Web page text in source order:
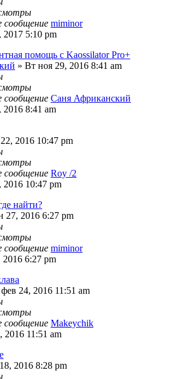
сообщение miminor
2017 5:10 pm
помощь с Kaossilator Pro+
» Вт ноя 29, 2016 8:41 am
сообщение Саня Африканский
2016 8:41 am
2016 10:47 pm
сообщение Roy /2
2016 10:47 pm
найти?
27, 2016 6:27 pm
сообщение miminor
2016 6:27 pm
24, 2016 11:51 am
сообщение Makeychik
2016 11:51 am
2016 8:28 pm